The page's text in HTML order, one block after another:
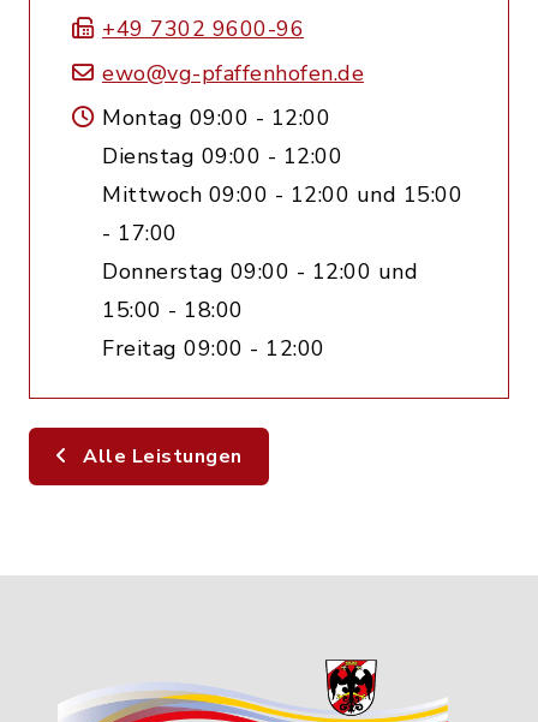
+49 7302 9600-96
ewo@vg-pfaffenhofen.de
Montag 09:00 - 12:00
Dienstag 09:00 - 12:00
Mittwoch 09:00 - 12:00 und 15:00
- 17:00
Donnerstag 09:00 - 12:00 und
15:00 - 18:00
Freitag 09:00 - 12:00
Alle Leistungen